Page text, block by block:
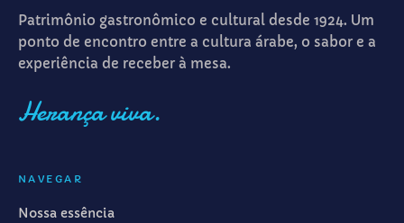
Patrimônio gastronômico e cultural desde 1924. Um
ponto de encontro entre a cultura árabe, o sabor e a
experiência de receber à mesa.
Herança viva.
NAVEGAR
Nossa essência